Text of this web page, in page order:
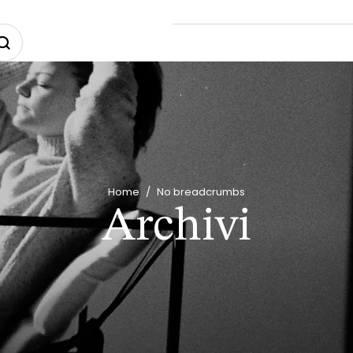
Home / No breadcrumbs
Archivi